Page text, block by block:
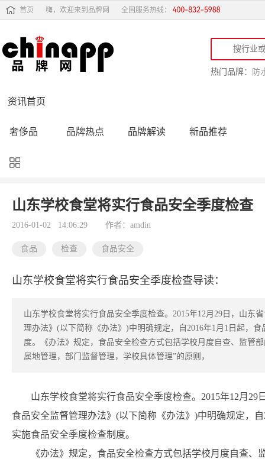
首页 嗨，欢迎来到品牌网 全国服务热线：
热门品牌： 防
资讯首页
奢侈品 品牌热点 品牌解读 新品推荐
品牌黑榜
品牌导购 专家点评 精彩点评
山东学校食堂将实行食品安全季度检查
2016-01-02 14:06:29 作者：amdin
食品 检查 食品安全
山东学校食堂将实行食品安全季度检查导读：
山东学校食堂将实行食品安全季度检查。2015年12月29日，山东
理办法》(以下简称《办法》)中明确规定，自2016年1月1日起，
度。《办法》规定，食品安全检查方式包括学校月度自查、监管
属地管理，部门监督管理，学校具体管理”的原则，
山东学校食堂将实行食品安全季度检查。2015年12月
食品安全监督管理办法》(以下简称《办法》)中明确规定，
实施食品安全季度检查制度。
《办法》规定，食品安全检查方式包括学校月度自查